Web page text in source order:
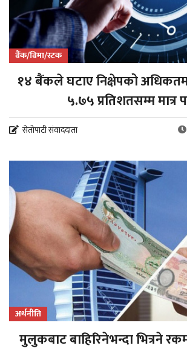
बैंक/बिमा/स्टक
१४ बैंकले घटाए निक्षेपको
५.७५ प्रतिशतसम्म मात्र
सेतोपाटी संवाददाता
अर्थनीति
मुलुकबाट बाहिरिनेभन्दा भित्रने